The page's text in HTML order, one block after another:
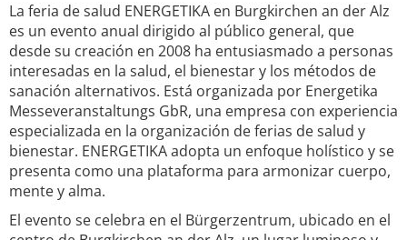
La feria de salud ENERGETIKA en Burgkirchen an der Alz
es un evento anual dirigido al público general, que
desde su creación en 2008 ha entusiasmado a personas
interesadas en la salud, el bienestar y los métodos de
sanación alternativos. Está organizada por Energetika
Messeveranstaltungs GbR, una empresa con experiencia
especializada en la organización de ferias de salud y
bienestar. ENERGETIKA adopta un enfoque holístico y se
presenta como una plataforma para armonizar cuerpo,
mente y alma.
El evento se celebra en el Bürgerzentrum, ubicado en el